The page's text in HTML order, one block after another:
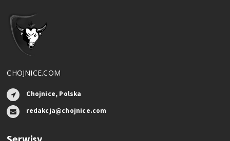
CHOJNICE.COM
Chojnice, Polska
redakcja@chojnice.com